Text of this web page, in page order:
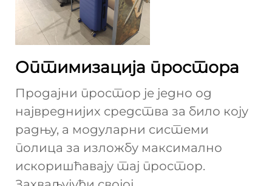
Оптимизација простора
Продајни простор је једно од
највреднијих средства за било коју
радњу, а модуларни системи
полица за изложбу максимално
искоришћавају тај простор.